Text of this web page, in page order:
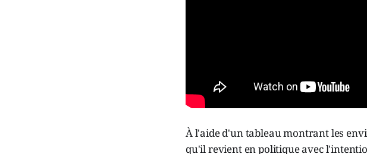
À l'aide d'un tableau montrant les
qu'il revient en politique avec